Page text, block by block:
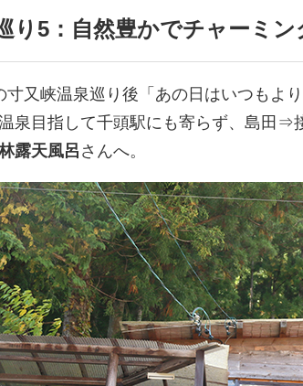
り5：自然豊かでチャーミン
寸又峡温泉巡り後「あの日はいつもよ
泉目指して千頭駅にも寄らず、島田⇒
露天風呂 さんへ。